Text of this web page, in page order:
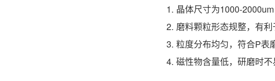
1. 晶体尺寸为1000-
2. 磨料颗粒形态规整，有利
3. 粒度分布均匀，符合P表
4. 磁性物含量低，研磨时不